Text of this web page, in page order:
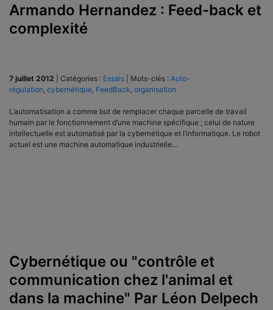
Armando Hernandez : Feed-back et
complexité
7 juillet 2012 Catégories : Essais Mots-clés : Auto-
régulation, cybernétique, FeedBack, organisation
L’automatisation a comme but de remplacer chaque parcelle de travail
humain par le fonctionnement d’une machine spécifique ; celui de nature
intellectuelle est automatisé par la cybernétique et l’informatique. Le robot
actuel est une machine automatique industrielle…
Cybernétique ou "contrôle et
communication chez l'animal et
dans la machine" Par Léon Delpech